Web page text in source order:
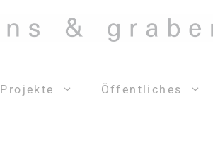
Projekte Öffentliches